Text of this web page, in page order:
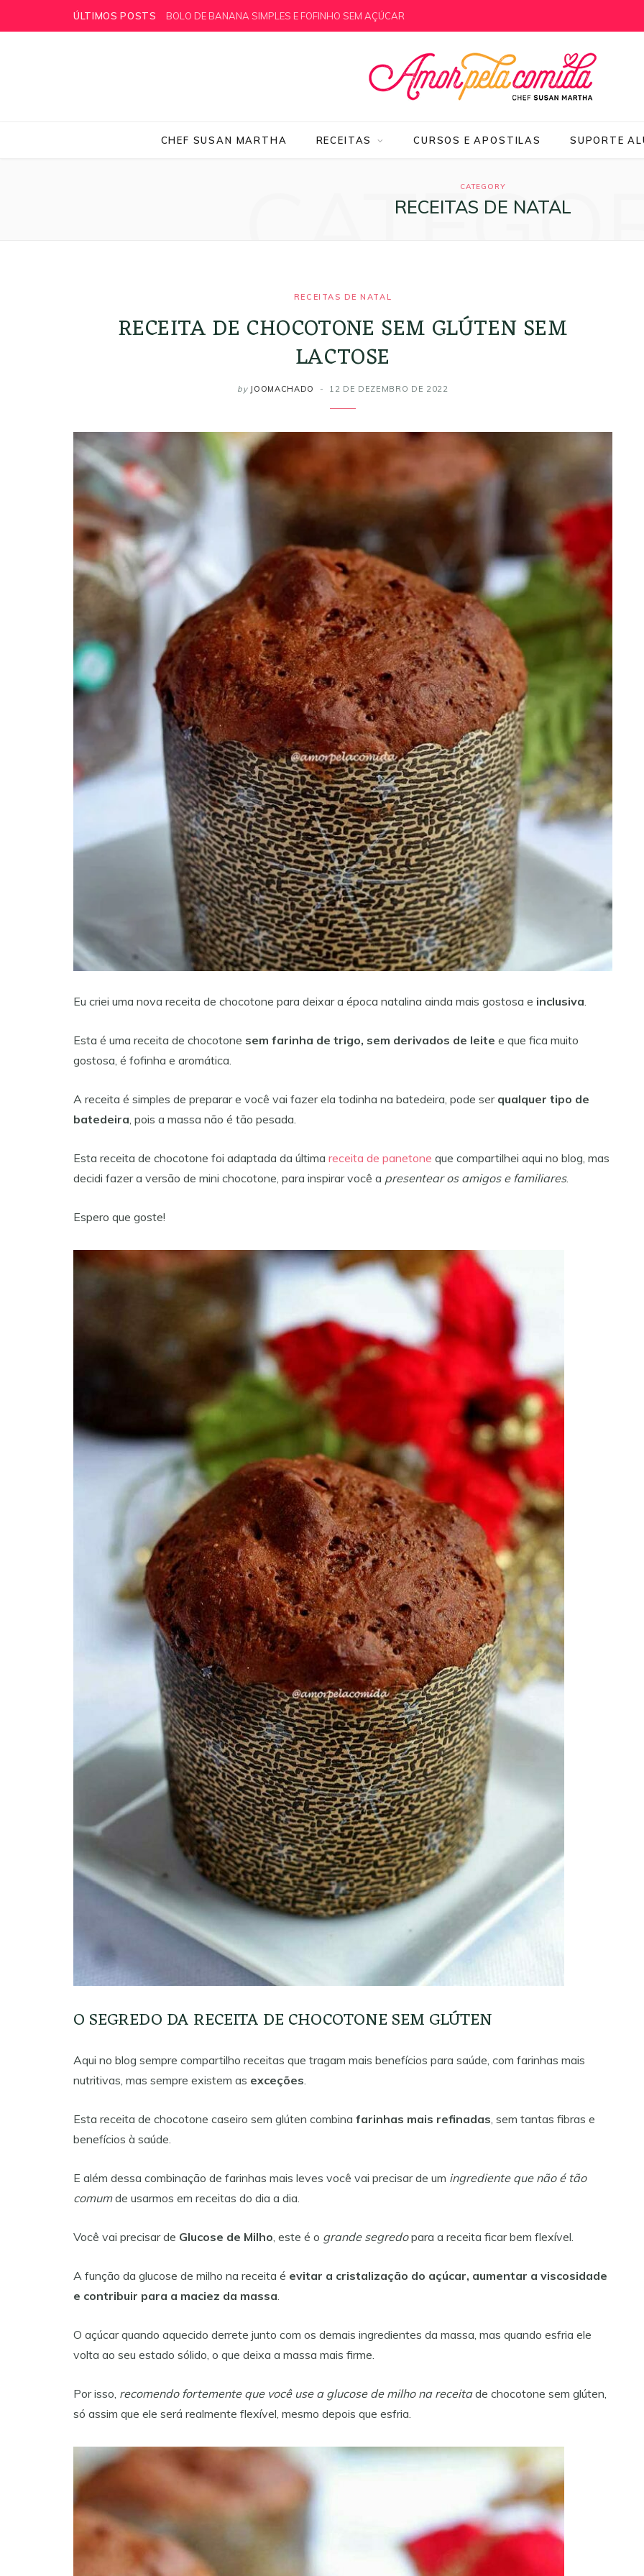
ÚLTIMOS POSTS PÃO CETOGÊNICO RÁPIDO DE FRIGIDEIRA
CHEF SUSAN MARTHA RECEITAS CURSOS E APOSTILAS SUPORTE
CATEGORY
RECEITAS DE NATAL
RECEITAS DE NATAL
RECEITA DE CHOCOTONE SEM GLÚTEN SEM
LACTOSE
by JOOMACHADO 12 DE DEZEMBRO DE 2022
Eu criei uma nova receita de chocotone para deixar a época natalina ainda mais gostosa e inclusiva.
Esta é uma receita de chocotone sem farinha de trigo, sem derivados de leite e que fica muito
gostosa, é fofinha e aromática.
A receita é simples de preparar e você vai fazer ela todinha na batedeira, pode ser qualquer tipo de
batedeira, pois a massa não é tão pesada.
Esta receita de chocotone foi adaptada da última receita de panetone que compartilhei aqui no blog, mas
decidi fazer a versão de mini chocotone, para inspirar você a presentear os amigos e familiares.
Espero que goste!
O SEGREDO DA RECEITA DE CHOCOTONE SEM GLÚTEN
Aqui no blog sempre compartilho receitas que tragam mais benefícios para saúde, com farinhas mais
nutritivas, mas sempre existem as exceções.
Esta receita de chocotone caseiro sem glúten combina farinhas mais refinadas, sem tantas fibras e
benefícios à saúde.
E além dessa combinação de farinhas mais leves você vai precisar de um ingrediente que não é tão
comumde usarmos em receitas do dia a dia.
Você vai precisar de Glucose de Milho, este é o grande segredopara a receita ficar bem flexível.
A função da glucose de milho na receita é evitar a cristalização do açúcar, aumentar a viscosidade
e contribuir para a maciez da massa.
O açúcar quando aquecido derrete junto com os demais ingredientes da massa, mas quando esfria ele
volta ao seu estado sólido, o que deixa a massa mais firme.
Por isso, recomendo fortemente que você use a glucose de milho na receitade chocotone sem glúten,
só assim que ele será realmente flexível, mesmo depois que esfria.